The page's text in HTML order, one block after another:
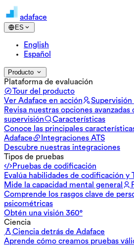
adaface
ES
English
Español
Producto
Plataforma de evaluación
Tour del producto
Ver Adaface en acción
Revisa nuestras opciones avanzadas
supervisión
Características
Conoce las principales
Adaface
Integraciones ATS
Descubre nuestras integraciones
Tipos de pruebas
Pruebas de codificación
Evalúa habilidades de codificación y
Mide la capacidad mental general
Comprende los rasgos clave de
psicométricas
Obtén una visión 360°
Ciencia
Ciencia detrás de Adaface
Aprende cómo creamos pruebas